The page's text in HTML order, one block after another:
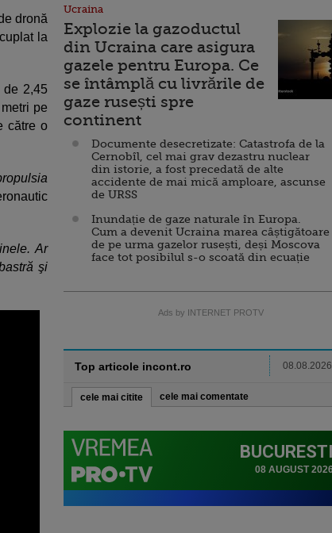
dronă
la
2,45
pe
către o
Ar
şi
Ucraina
Explozie la gazoductul
din Ucraina care asigura
gazele pentru Europa. Ce
se întâmplă cu livrările de
gaze rusești spre
continent
Documente desecretizate: Catastrofa de la
Cernobîl, cel mai grav dezastru nuclear
din istorie, a fost precedată de alte
accidente de mai mică amploare, ascunse
de URSS
Inundație de gaze naturale în Europa.
Cum a devenit Ucraina marea câștigătoare
de pe urma gazelor rusești, deși Moscova
face tot posibilul s-o scoată din ecuație
Ads by INTERNET PROTV
Top articole incont.ro 08.08.2026
cele mai citite cele mai comentate